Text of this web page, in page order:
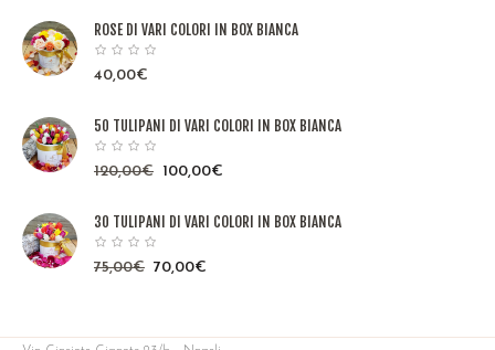
ROSE DI VARI COLORI IN BOX BIANCA
40,00€
50 TULIPANI DI VARI COLORI IN BOX BIANCA
120,00€ 100,00€
30 TULIPANI DI VARI COLORI IN BOX BIANCA
75,00€ 70,00€